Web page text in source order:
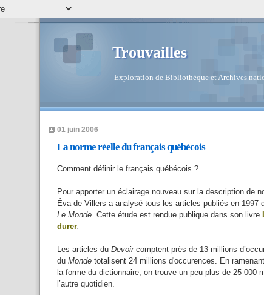
Trouvailles
Exploration de Bibliothèque et Archives
01 juin 2006
La norme réelle du français québécois
Comment définir le français québécois ?
Pour apporter un éclairage nouveau sur la description de
Éva de Villers a analysé tous les articles publiés en 1997
Le Monde. Cette étude est rendue publique dans son livre
durer.
Les articles du Devoircomptent près de 13 millions
du Mondetotalisent 24 millions d'occurences. En
la forme du dictionnaire, on trouve un peu plus de 25 000
l’autre quotidien.